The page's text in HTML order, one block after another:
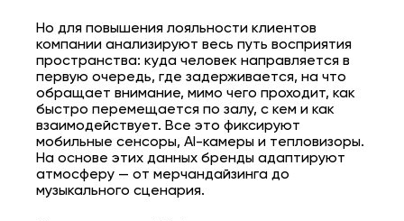
Но для повышения лояльности клиентов
компании анализируют весь путь восприятия
пространства: куда человек направляется в
первую очередь, где задерживается, на что
обращает внимание, мимо чего проходит, как
быстро перемещается по залу, с кем и как
взаимодействует. Все это фиксируют
мобильные сенсоры, AI-камеры и тепловизоры.
На основе этих данных бренды адаптируют
атмосферу — от мерчандайзинга до
музыкального сценария.